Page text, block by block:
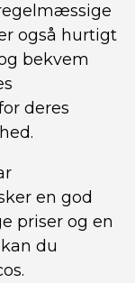
også hurtigt
bekvem
deres
en god
priser og en
du